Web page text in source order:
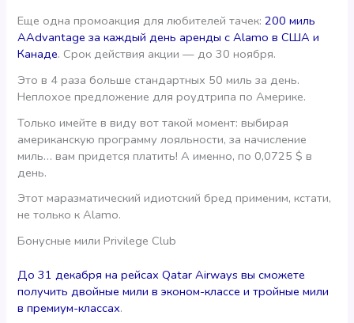
Еще одна промоакция для любителей тачек:200 миль
AAdvantage за каждый день аренды с Alamo в США и
Канаде. Срок действия акции — до 30 ноября.
Это в 4 раза больше стандартных 50 миль за день.
Неплохое предложение для роудтрипа по Америке.
Только имейте в виду вот такой момент: выбирая
американскую программу лояльности, за начисление
миль… вам придется платить! А именно, по 0,0725 $ в
день.
Этот маразматический идиотский бред применим, кстати,
не только к Alamo.
Бонусные мили Privilege Club
До 31 декабря на рейсах Qatar Airways вы сможете
получить двойные мили в эконом-классе и тройные мили
в премиум-классах.